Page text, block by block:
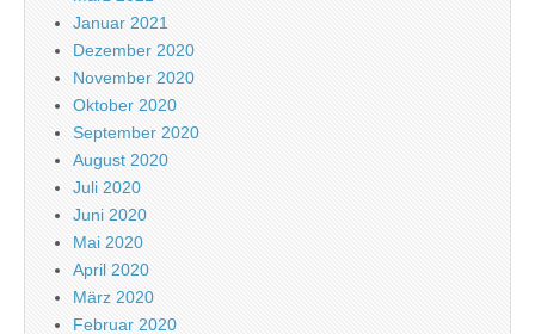
Januar 2021
Dezember 2020
November 2020
Oktober 2020
September 2020
August 2020
Juli 2020
Juni 2020
Mai 2020
April 2020
März 2020
Februar 2020